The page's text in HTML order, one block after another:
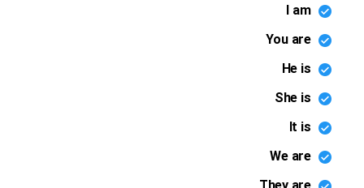
I am
You are
He is
She is
It is
We are